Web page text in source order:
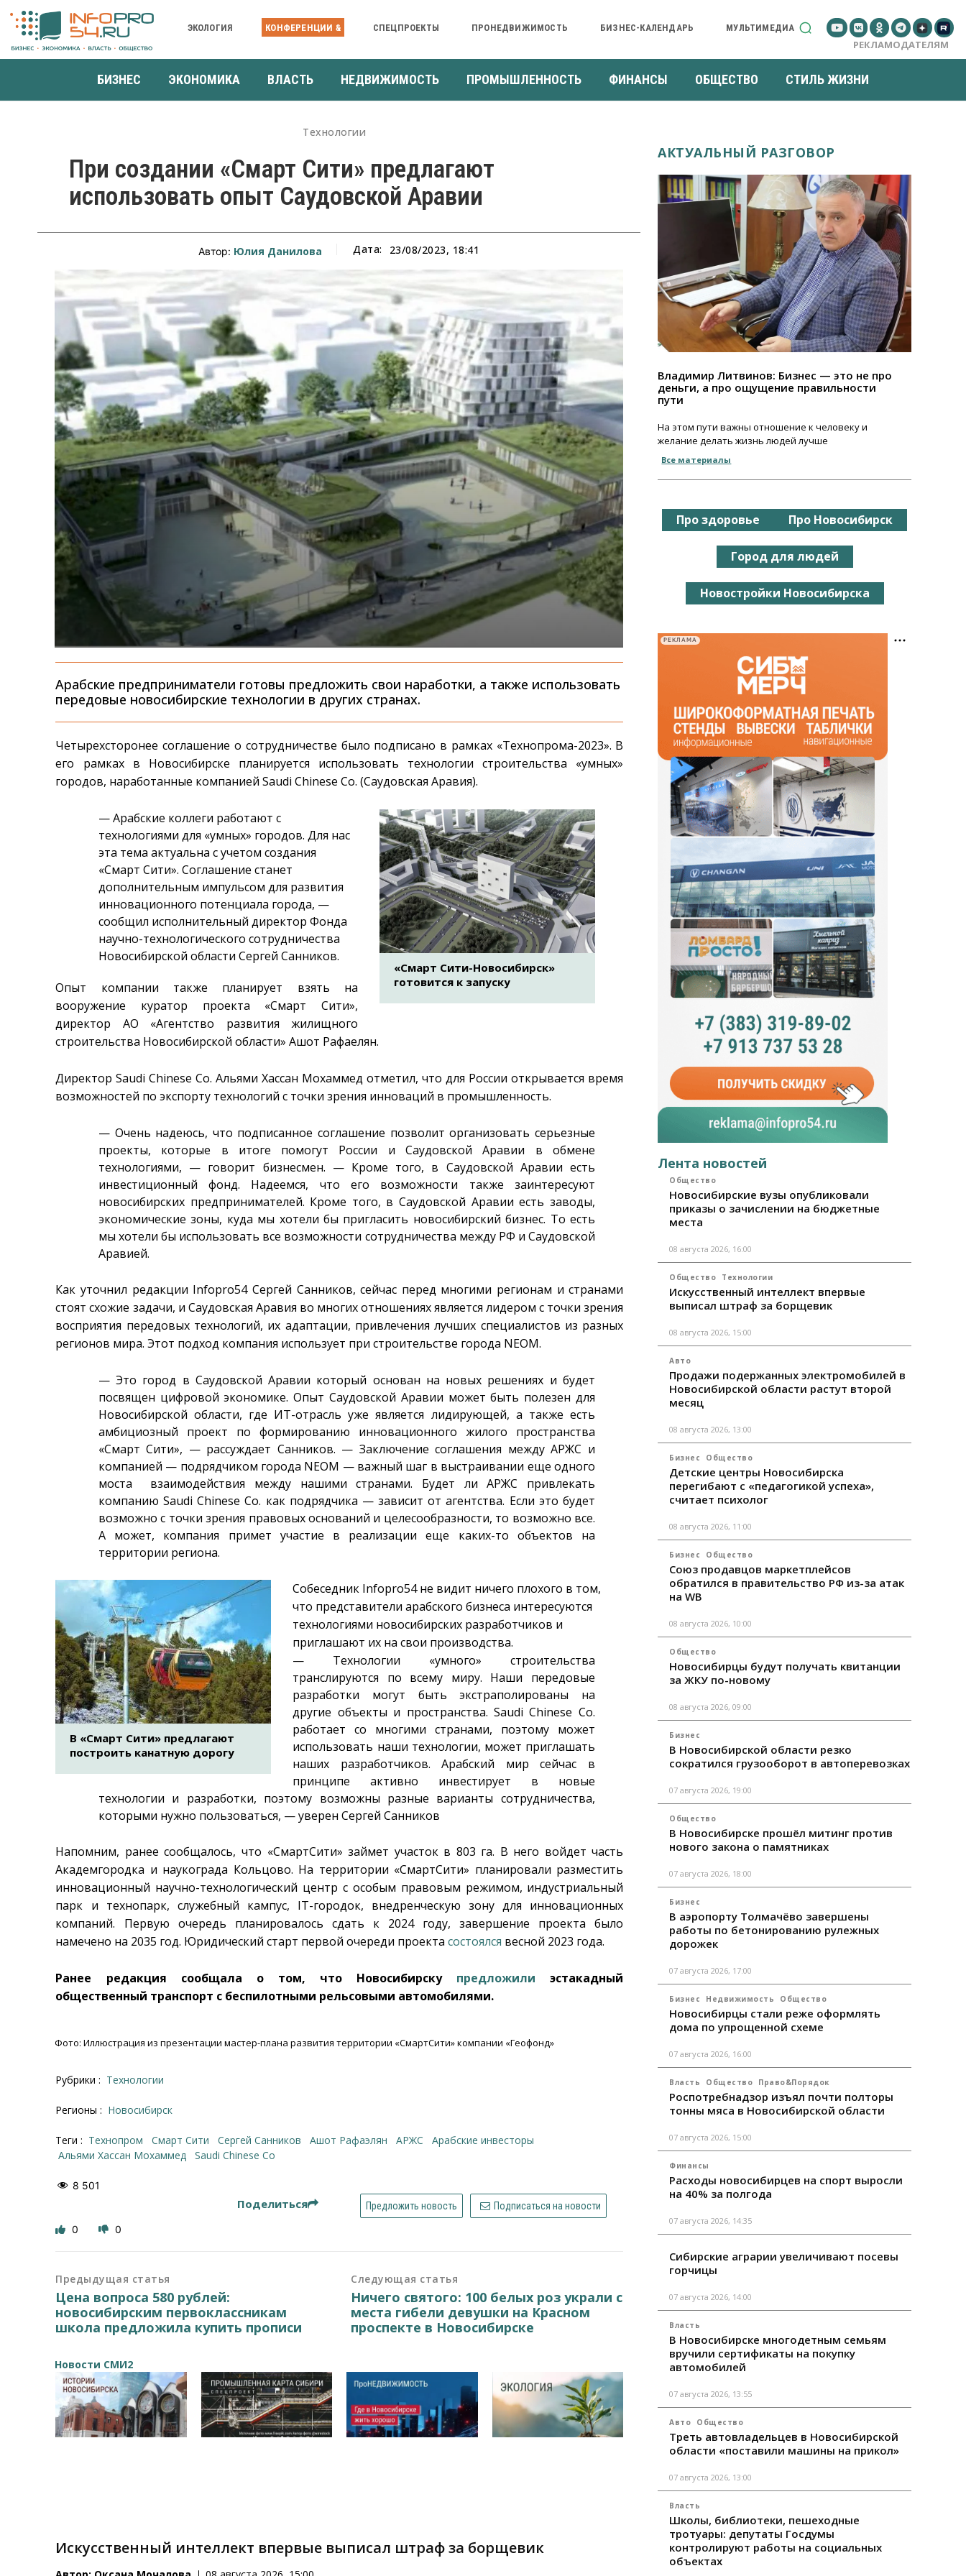
ЭКОЛОГИЯ КОНФЕРЕНЦИИ & СПЕЦПРОЕКТЫ ПРОНЕДВИЖИМОСТЬ БИЗНЕС-КАЛЕНДАРЬ МУЛЬТИМЕДИА
РЕКЛАМОДАТЕЛЯМ
БИЗНЕС ЭКОНОМИКА ВЛАСТЬ НЕДВИЖИМОСТЬ ПРОМЫШЛЕННОСТЬ ФИНАНСЫ ОБЩЕСТВО СТИЛЬ ЖИЗНИ
Технологии
При создании «Смарт Сити» предлагают
использовать опыт Саудовской Аравии
Автор: Юлия Данилова Дата: 23/08/2023, 18:41
Арабские предприниматели готовы предложить свои наработки, а также использовать
передовые новосибирские технологии в других странах.
Четырехсторонее соглашение о сотрудничестве было подписано в рамках «Технопрома-2023». В
его рамках в Новосибирске планируется использовать технологии строительства «умных»
городов, наработанные компанией Saudi Chinese Co. (Саудовская Аравия).
«Смарт Сити-Новосибирск»
готовится к запуску
— Арабские коллеги работают с
технологиями для «умных» городов. Для нас
эта тема актуальна с учетом создания
«Смарт Сити». Соглашение станет
дополнительным импульсом для развития
инновационного потенциала города, —
сообщил исполнительный директор Фонда
научно-технологического сотрудничества
Новосибирской области Сергей Санников.
Опыт компании также планирует взять на
вооружение куратор проекта «Смарт Сити»,
директор АО «Агентство развития жилищного
строительства Новосибирской области» Ашот Рафаелян.
Директор Saudi Chinese Co. Альями Хассан Мохаммед отметил, что для России открывается время
возможностей по экспорту технологий с точки зрения инноваций в промышленность.
— Очень надеюсь, что подписанное соглашение позволит организовать серьезные
проекты, которые в итоге помогут России и Саудовской Аравии в обмене
технологиями, — говорит бизнесмен. — Кроме того, в Саудовской Аравии есть
инвестиционный фонд. Надеемся, что его возможности также заинтересуют
новосибирских предпринимателей. Кроме того, в Саудовской Аравии есть заводы,
экономические зоны, куда мы хотели бы пригласить новосибирский бизнес. То есть
мы хотели бы использовать все возможности сотрудничества между РФ и Саудовской
Аравией.
Как уточнил редакции Infopro54 Сергей Санников, сейчас перед многими регионам и странами
стоят схожие задачи, и Саудовская Аравия во многих отношениях является лидером с точки зрения
восприятия передовых технологий, их адаптации, привлечения лучших специалистов из разных
регионов мира. Этот подход компания использует при строительстве города NEOM.
— Это город в Саудовской Аравии который основан на новых решениях и будет
посвящен цифровой экономике. Опыт Саудовской Аравии может быть полезен для
Новосибирской области, где ИТ-отрасль уже является лидирующей, а также есть
амбициозный проект по формированию инновационного жилого пространства
«Смарт Сити», — рассуждает Санников. — Заключение соглашения между АРЖС и
компанией — подрядчиком города NEOM — важный шаг в выстраивании еще одного
моста взаимодействия между нашими странами. Будет ли АРЖС привлекать
компанию Saudi Chinese Co. как подрядчика — зависит от агентства. Если это будет
возможно с точки зрения правовых оснований и целесообразности, то возможно все.
А может, компания примет участие в реализации еще каких-то объектов на
территории региона.
В «Смарт Сити» предлагают
построить канатную дорогу
Собеседник Infopro54 не видит ничего плохого в том,
что представители арабского бизнеса интересуются
технологиями новосибирских разработчиков и
приглашают их на свои производства.
— Технологии «умного» строительства
транслируются по всему миру. Наши передовые
разработки могут быть экстраполированы на
другие объекты и пространства. Saudi Chinese Co.
работает со многими странами, поэтому может
использовать наши технологии, может приглашать
наших разработчиков. Арабский мир сейчас в
принципе активно инвестирует в новые
технологии и разработки, поэтому возможны разные варианты сотрудничества,
которыми нужно пользоваться, — уверен Сергей Санников
Напомним, ранее сообщалось, что «СмартСити» займет участок в 803 га. В него войдет часть
Академгородка и наукограда Кольцово. На территории «СмартСити» планировали разместить
инновационный научно-технологический центр с особым правовым режимом, индустриальный
парк и технопарк, служебный кампус, IT-городок, внедренческую зону для инновационных
компаний. Первую очередь планировалось сдать к 2024 году, завершение проекта было
намечено на 2035 год. Юридический старт первой очереди проектасостоялся весной 2023 года.
Ранее редакция сообщала о том, что Новосибирску предложили эстакадный
общественный транспорт с беспилотными рельсовыми автомобилями.
Фото: Иллюстрация из презентации мастер-плана развития территории «СмартСити» компании «Геофонд»
Рубрики : Технологии
Регионы : Новосибирск
Теги : Технопром Смарт Сити Сергей Санников Ашот Рафаэлян АРЖС
арабские инвесторы
Альями Хассан Мохаммед
Saudi Chinese Co
8 501
Поделиться Предложить новость Подписаться на новости
0 0
Предыдущая статья
Цена вопроса 580 рублей:
новосибирским первоклассникам
школа предложила купить прописи
Следующая статья
Ничего святого: 100 белых роз украли с
места гибели девушки на Красном
проспекте в Новосибирске
Новости СМИ2
Искусственный интеллект впервые выписал штраф за борщевик
АКТУАЛЬНЫЙ РАЗГОВОР
Владимир Литвинов: Бизнес — это не про
деньги, а про ощущение правильности
пути
На этом пути важны отношение к человеку и
желание делать жизнь людей лучше
Все материалы
Про здоровье Про Новосибирск
Город для людей
Новостройки Новосибирска
РЕКЛАМА
Лента новостей
Общество
Новосибирские вузы опубликовали
приказы о зачислении на бюджетные
места
08 августа 2026, 16:00
Общество Технологии
Искусственный интеллект впервые
выписал штраф за борщевик
08 августа 2026, 15:00
Авто
Продажи подержанных электромобилей в
Новосибирской области растут второй
месяц
08 августа 2026, 13:00
Бизнес Общество
Детские центры Новосибирска
перегибают с «педагогикой успеха»,
считает психолог
08 августа 2026, 11:00
Бизнес Общество
Союз продавцов маркетплейсов
обратился в правительство РФ из-за атак
на WB
08 августа 2026, 10:00
Общество
Новосибирцы будут получать квитанции
за ЖКУ по-новому
08 августа 2026, 09:00
Бизнес
В Новосибирской области резко
сократился грузооборот в автоперевозках
07 августа 2026, 19:00
Общество
В Новосибирске прошёл митинг против
нового закона о памятниках
07 августа 2026, 18:00
Бизнес
В аэропорту Толмачёво завершены
работы по бетонированию рулежных
дорожек
07 августа 2026, 17:00
Бизнес Недвижимость Общество
Новосибирцы стали реже оформлять
дома по упрощенной схеме
07 августа 2026, 16:00
Власть Общество Право&Порядок
Роспотребнадзор изъял почти полторы
тонны мяса в Новосибирской области
07 августа 2026, 15:00
Финансы
Расходы новосибирцев на спорт выросли
на 40% за полгода
07 августа 2026, 14:35
Сибирские аграрии увеличивают посевы
горчицы
07 августа 2026, 14:00
Власть
В Новосибирске многодетным семьям
вручили сертификаты на покупку
автомобилей
07 августа 2026, 13:55
Авто Общество
Треть автовладельцев в Новосибирской
области «поставили машины на прикол»
07 августа 2026, 13:00
Власть
Школы, библиотеки, пешеходные
тротуары: депутаты Госдумы
контролируют работы на социальных
объектах